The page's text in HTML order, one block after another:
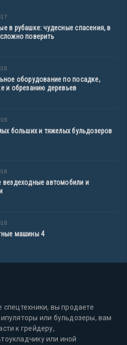
в рубашке: чудесные спасения, в
поверить
оборудование по посадке,
и обрезанию деревьев
больших и тяжелых бульдозеров
вездеходные автомобили и
машины 4
вы продаете
или бульдозеры, вам
к грейдеру,
или иной